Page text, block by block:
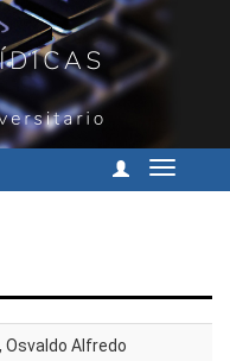
Cambiar
Osvaldo Alfredo